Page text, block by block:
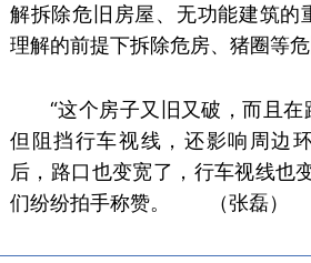
解拆除危旧房屋、无功能建筑的
理解的前提下拆除危房、猪圈等危
“这个房子又旧又破，而且
但阻挡行车视线，还影响周边
后，路口也变宽了，行车视线也
们纷纷拍手称赞。
（张磊）